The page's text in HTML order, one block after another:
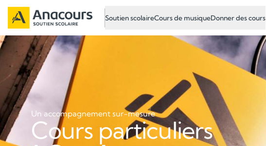
Soutien scolaireCours de musiqueDonner des cours
Un accompagnement sur-mesure
Cours particuliers